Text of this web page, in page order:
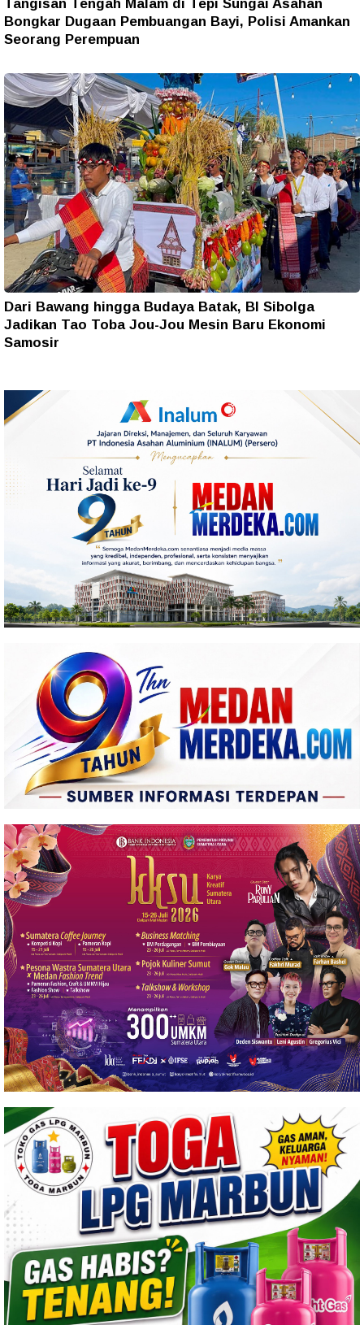
Tangisan Tengah Malam di Tepi Sungai Asahan
Bongkar Dugaan Pembuangan Bayi, Polisi Amankan
Seorang Perempuan
Dari Bawang hingga Budaya Batak, BI Sibolga
Jadikan Tao Toba Jou-Jou Mesin Baru Ekonomi
Samosir